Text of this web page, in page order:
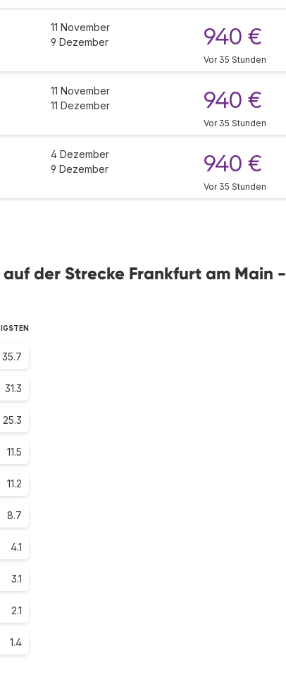
11 November
9 Dezember
940 €
Vor 35 Stunden
11 November
11 Dezember
940 €
Vor 35 Stunden
4 Dezember
9 Dezember
940 €
Vor 35 Stunden
der Strecke Frankfurt am Main -
35.7
31.3
25.3
11.5
11.2
8.7
4.1
3.1
2.1
1.4